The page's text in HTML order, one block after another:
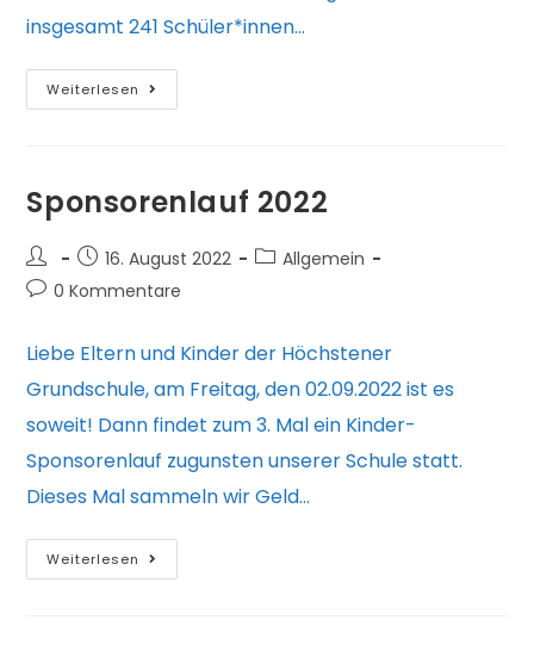
insgesamt 241 Schüler*innen…
Weiterlesen
2022
voller
Sponsorenlauf 2022
Beitrags-
Autor:
Beitrag
veröffentlicht:
16. August 2022
Beitrags-
Allgemein
Beitrags-
0 Kommentare
Liebe Eltern und Kinder der Höchstener
Grundschule, am Freitag, den 02.09.2022 ist es
soweit! Dann findet zum 3. Mal ein Kinder-
Sponsorenlauf zugunsten unserer Schule statt.
Dieses Mal sammeln wir Geld…
Weiterlesen
2022